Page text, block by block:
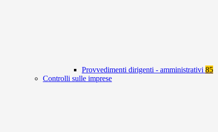
Provvedimenti dirigenti - amministrativi 85
Controlli sulle imprese